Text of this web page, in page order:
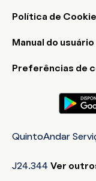
Política de
Manual do usuário
Preferências de
QuintoAndar
J24.344 Ver